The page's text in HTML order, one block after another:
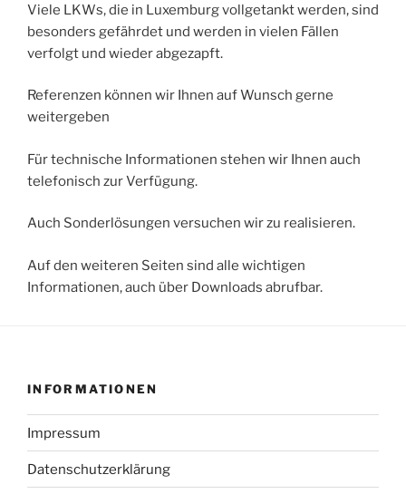
Viele LKWs, die in Luxemburg vollgetankt werden, sind
besonders gefährdet und werden in vielen Fällen
verfolgt und wieder abgezapft.
Referenzen können wir Ihnen auf Wunsch gerne
weitergeben
Für technische Informationen stehen wir Ihnen auch
telefonisch zur Verfügung.
Auch Sonderlösungen versuchen wir zu realisieren.
Auf den weiteren Seiten sind alle wichtigen
Informationen, auch über Downloads abrufbar.
INFORMATIONEN
Impressum
Datenschutzerklärung